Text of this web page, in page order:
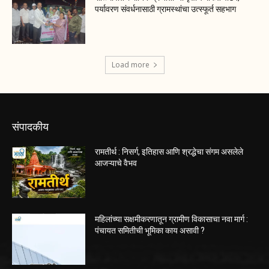
पर्यावरण संवर्धनासाठी ग्रामस्थांचा उत्स्फूर्त सहभाग
Load more
संपादकीय
रामतीर्थ : निसर्ग, इतिहास आणि श्रद्धेचा संगम असलेले
आजऱ्याचे वैभव
महिलांच्या सक्षमीकरणातून ग्रामीण विकासाचा नवा मार्ग :
पंचायत समितीची भूमिका काय असावी ?